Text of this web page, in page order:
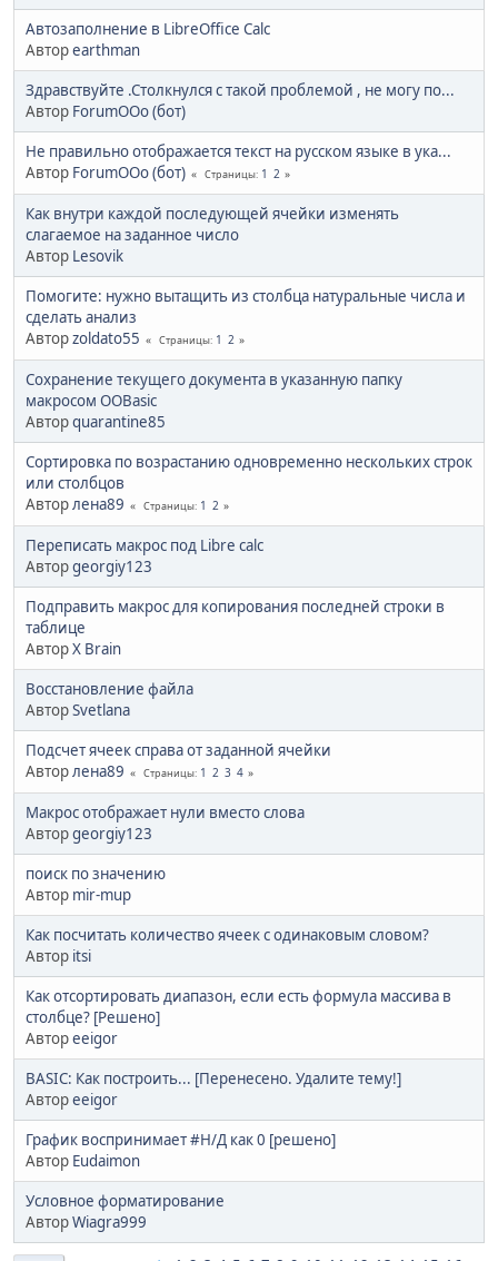
Автозаполнение в LibreOffice Calc
Авторearthman
Здравствуйте .Столкнулся с такой проблемой , не могу по...
Автор ForumOOo (бот)
Не правильно отображается текст на русском языке в ука...
Автор ForumOOo (бот) Страницы 1 2
Как внутри каждой последующей ячейки изменять
слагаемое на заданное число
Автор Lesovik
Помогите: нужно вытащить из столбца натуральные числа и
сделать анализ
Авторzoldato55 Страницы 1 2
Сохранение текущего документа в указанную папку
макросом OOBasic
Авторquarantine85
Сортировка по возрастанию одновременно нескольких строк
или столбцов
Авторлена89 Страницы 1 2
Переписать макрос под Libre calc
Авторgeorgiy123
Подправить макрос для копирования последней строки в
таблице
АвторX Brain
Восстановление файла
АвторSvetlana
Подсчет ячеек справа от заданной ячейки
Авторлена89 Страницы 1 2 3 4
Макрос отображает нули вместо слова
Авторgeorgiy123
поиск по значению
Автор mir-mup
Как посчитать количество ячеек с одинаковым словом?
Автор itsi
Как отсортировать диапазон, если есть формула массива в
столбце? [Решено]
Авторeeigor
BASIC: Как построить... [Перенесено. Удалите тему!]
Авторeeigor
График воспринимает #Н/Д как 0 [решено]
Автор Eudaimon
Условное форматирование
АвторWiagra999